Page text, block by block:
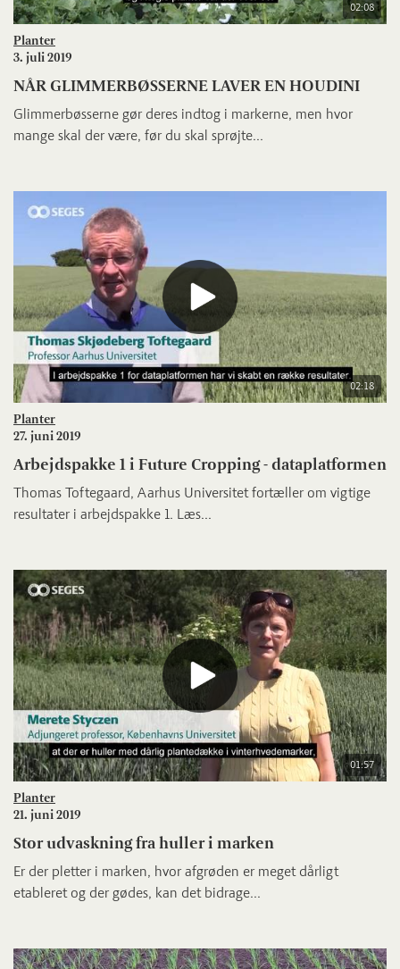
02:08
Planter
3. juli 2019
NÅR GLIMMERBØSSERNE LAVER EN HOUDINI
Glimmerbøsserne gør deres indtog i markerne, men hvor
mange skal der være, før du skal sprøjte...
02:18
Planter
27. juni 2019
Arbejdspakke 1 i Future Cropping - dataplatformen
Thomas Toftegaard, Aarhus Universitet fortæller om vigtige
resultater i arbejdspakke 1. Læs...
01:57
Planter
21. juni 2019
Stor udvaskning fra huller i marken
Er der pletter i marken, hvor afgrøden er meget dårligt
etableret og der gødes, kan det bidrage...